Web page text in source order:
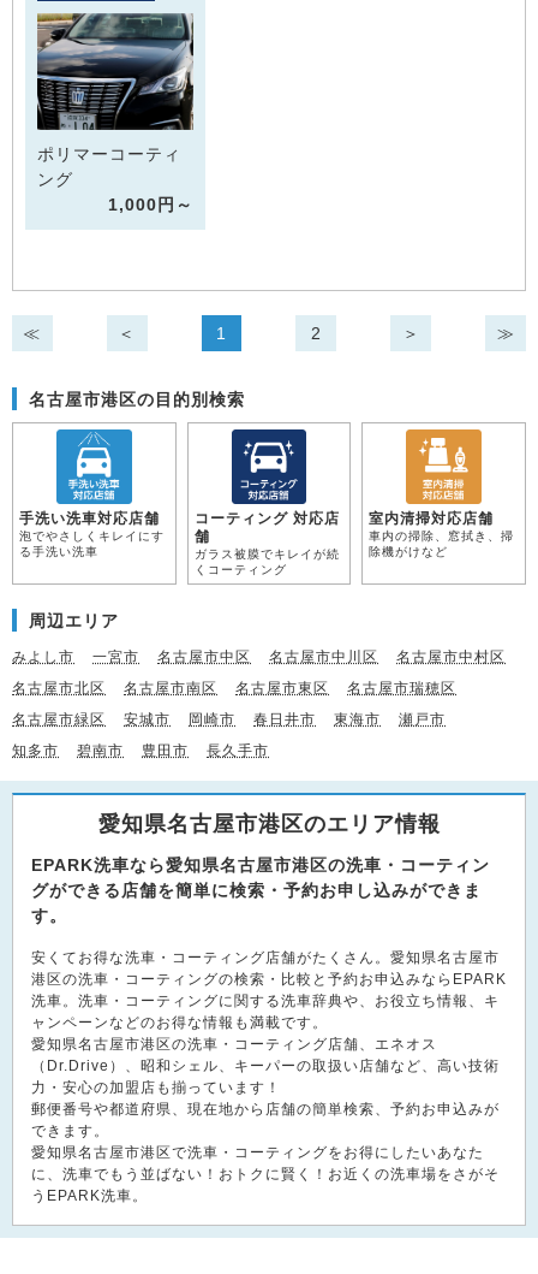
ポリマーコーティ
ング
1,000円～
≪ ＜ 1 2 ＞ ≫
名古屋市港区の目的別検索
手洗い洗車対応店舗
泡でやさしくキレイにす
る手洗い洗車
コーティング 対応店
舗
ガラス被膜でキレイが続
くコーティング
室内清掃対応店舗
車内の掃除、窓拭き、掃
除機がけなど
周辺エリア
みよし市 一宮市 名古屋市中区 名古屋市中川区
名古屋市中村区
名古屋市北区
名古屋市南区 名古屋市東区
名古屋市瑞穂区
名古屋市緑区
安城市 岡崎市 春日井市 東海市
瀬戸市
知多市
碧南市 豊田市 長久手市
愛知県名古屋市港区のエリア情報
EPARK洗車なら愛知県名古屋市港区の洗車・コーティン
グができる店舗を簡単に検索・予約お申し込みができま
す。
安くてお得な洗車・コーティング店舗がたくさん。愛知県名古屋市
港区の洗車・コーティングの検索・比較と予約お申込みならEPARK
洗車。洗車・コーティングに関する洗車辞典や、お役立ち情報、キ
ャンペーンなどのお得な情報も満載です。
愛知県名古屋市港区の洗車・コーティング店舗、エネオス
（Dr.Drive）、昭和シェル、キーパーの取扱い店舗など、高い技術
力・安心の加盟店も揃っています！
郵便番号や都道府県、現在地から店舗の簡単検索、予約お申込みが
できます。
愛知県名古屋市港区で洗車・コーティングをお得にしたいあなた
に、洗車でもう並ばない！おトクに賢く！お近くの洗車場をさがそ
うEPARK洗車。